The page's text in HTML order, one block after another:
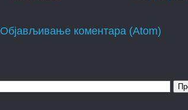
Објављивање коментара (Atom)